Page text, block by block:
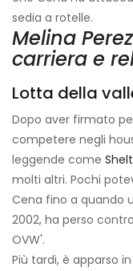
sedia a rotelle.
Melina
carriera e
Lotta della
Dopo aver firmato
competere negli
leggende come
molti altri. Pochi
Cena fino a quando
2002, ha perso
OVW'.
Più tardi, è apparso